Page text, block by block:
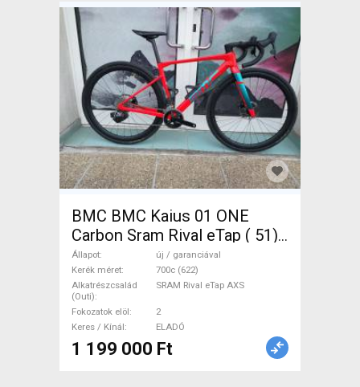
BMC BMC Kaius 01 ONE
Carbon Sram Rival eTap ( 51)
Gravel / CX SRAM Rival eTap
AXS tárcsafék új / garanciával
ELADÓ
Állapot
új / garanciával
Kerék méret
700c (622)
Alkatrészcsalád
(Outi)
SRAM Rival eTap AXS
Fokozatok elöl
2
Keres / Kínál
ELADÓ
1 199 000 Ft